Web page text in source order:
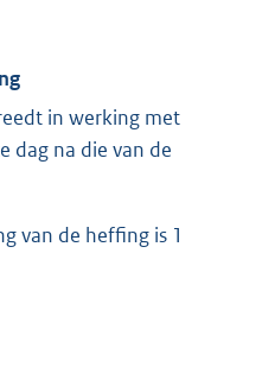
in werking met
dag na die van de
van de heffing is 1